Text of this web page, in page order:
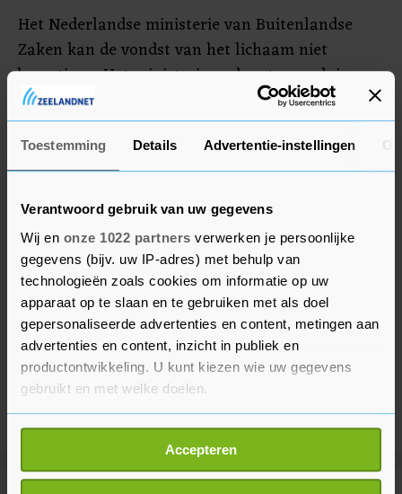
Toestemming Details Advertentie-instellingen
Verantwoord gebruik van uw gegevens
Wij en onze 1022 partners verwerken je persoonlijke
gegevens (bijv. uw IP-adres) met behulp van
technologieën zoals cookies om informatie op uw
apparaat op te slaan en te gebruiken met als doel
gepersonaliseerde advertenties en content, metingen aan
advertenties en content, inzicht in publiek en
productontwikkeling. U kunt kiezen wie uw gegevens
gebruikt en met welke doelen.
Als u het toestaat, willen we ook graag:
Informatie verzamelen over uw geografische
locatie, die tot een paar meter nauwkeurig kan zijn
Accepteren
Het Nederlandse ministerie van Buitenlandse
Zaken kan de vondst van het lichaam niet
bevestigen. Het ministerie verleent consulaire
bijstand.